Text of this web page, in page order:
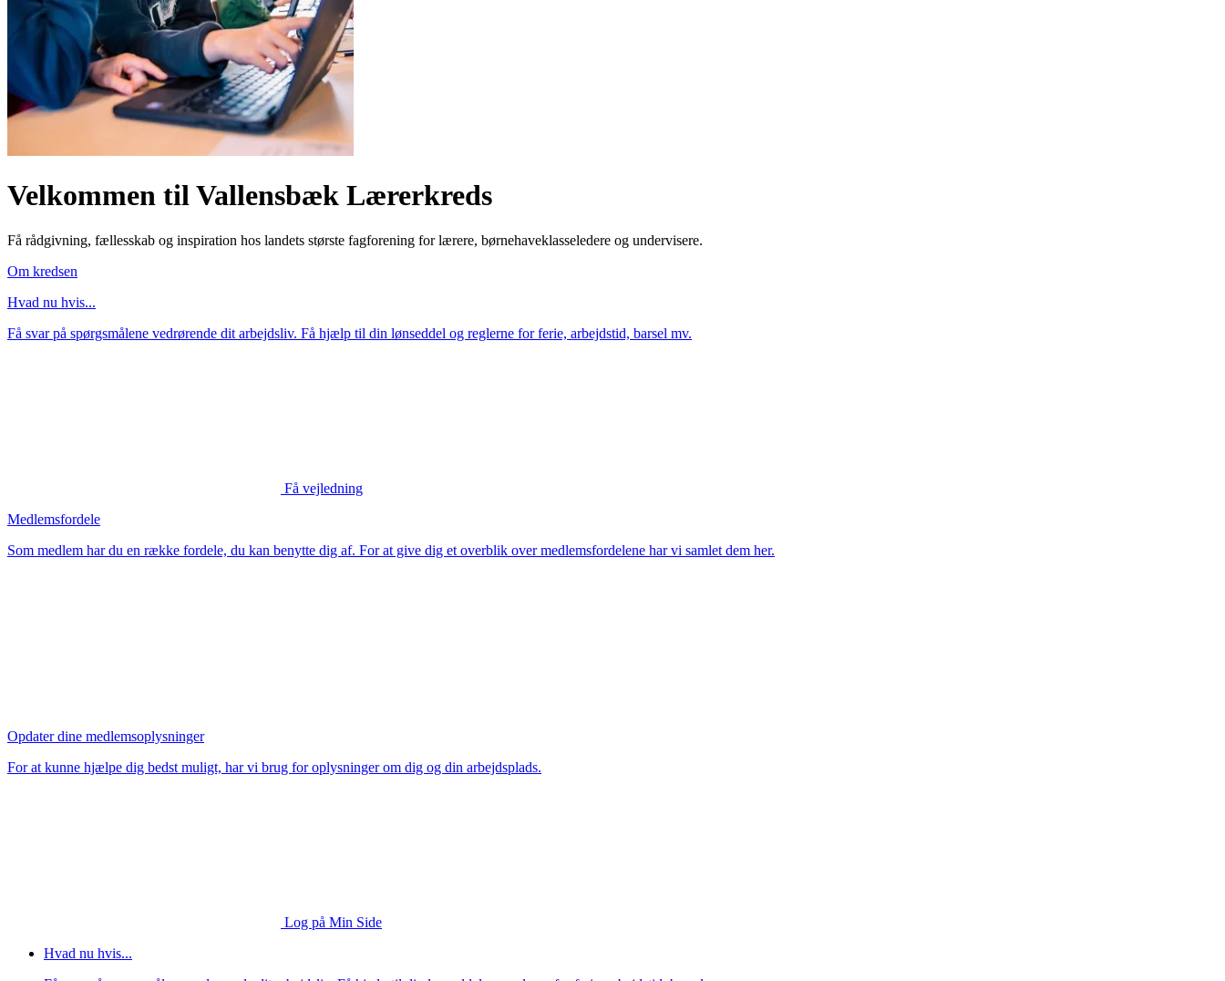
Velkommen til Vallensbæk Lærerkreds
Få rådgivning, fællesskab og inspiration hos landets største fagforening for lærere, børnehaveklasseledere og undervisere.
Om kredsen
Hvad nu hvis...
Få svar på spørgsmålene vedrørende dit arbejdsliv. Få hjælp til din lønseddel og reglerne for ferie, arbejdstid, barsel mv.
Få vejledning
Medlemsfordele
Som medlem har du en række fordele, du kan benytte dig af. For at give dig et overblik over medlemsfordelene har vi samlet dem her.
Opdater dine medlemsoplysninger
For at kunne hjælpe dig bedst muligt, har vi brug for oplysninger om dig og din arbejdsplads.
Log på Min Side
Hvad nu hvis...